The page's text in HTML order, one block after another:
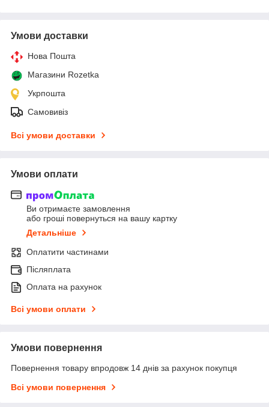
Умови доставки
Нова Пошта
Магазини Rozetka
Укрпошта
Самовивіз
Всі умови доставки
Умови оплати
Ви отримаєте замовлення
або гроші повернуться на вашу картку
Детальніше
Оплатити частинами
Післяплата
Оплата на рахунок
Всі умови оплати
Умови повернення
Повернення товару впродовж 14 днів за рахунок покупця
Всі умови повернення